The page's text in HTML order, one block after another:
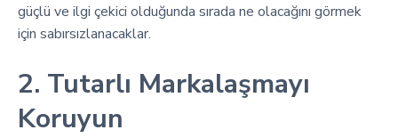
güçlü ve ilgi çekici olduğunda sırada ne olacağını görmek
için sabırsızlanacaklar.
2. Tutarlı Markalaşmayı
Koruyun